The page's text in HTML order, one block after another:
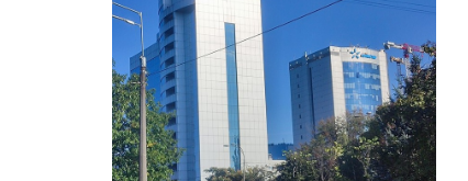
Софт
Телеком
Технології
Фінтех